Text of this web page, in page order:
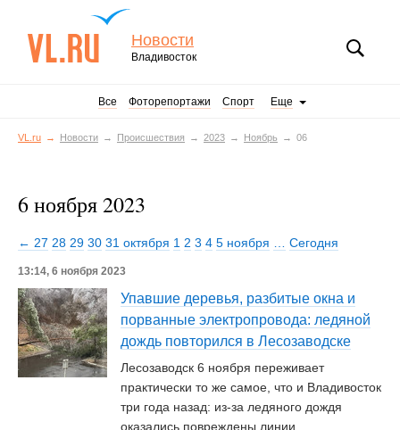
Новости
Владивосток
Все Фоторепортажи Спорт Еще
VL.ru Новости Происшествия 2023 Ноябрь 06
6 ноября 2023
← 27 28 29 30 31 октября 1 2 3 4 5 ноября Сегодня
13:14, 6 ноября 2023
Упавшие деревья, разбитые окна и
порванные электропровода: ледяной
дождь повторился в Лесозаводске
Лесозаводск 6 ноября переживает
практически то же самое, что и Владивосток
три года назад: из-за ледяного дождя
оказались повреждены линии